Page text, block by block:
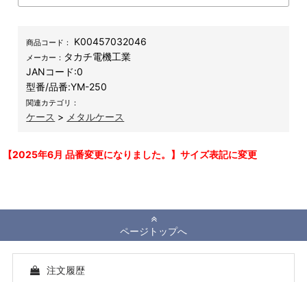
商品コード： K00457032046
メーカー： タカチ電機工業
JANコード:0
型番/品番:YM-250
関連カテゴリ：
ケース > メタルケース
【2025年6月 品番変更になりました。】サイズ表記に変更
ページトップへ
注文履歴